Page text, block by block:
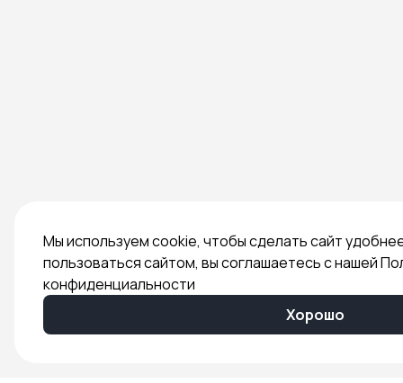
Мы используем cookie, чтобы сделать сайт
пользоваться сайтом, вы соглашаетесь с нашей
конфиденциальности
Хорошо